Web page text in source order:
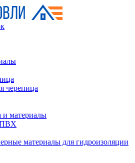
черепица
и материалы
ПВХ
материалы для гидроизоляции